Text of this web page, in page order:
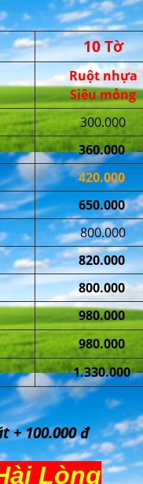
10 Tờ
Ruột nhựa
Siêu mỏng
300.000
360.000
420.000
650.000
800.000
820.000
800.000
980.000
980.000
1.330.000
+ 100.000 đ
Lòng